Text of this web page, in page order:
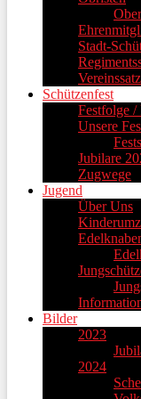
Stadt-
Schützenfest
Festfolge /
Unsere
Jubilare
Zugwege
Jugend
Über Uns
Bilder
2023
2024